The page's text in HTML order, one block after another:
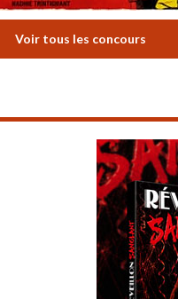
Voir tous les concours